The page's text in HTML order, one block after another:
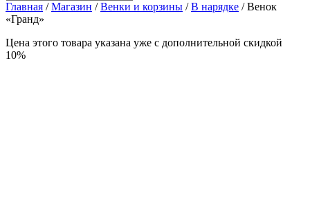
Главная /Магазин /Венки и корзины /В нарядке / Венок
«Гранд»
Цена этого товара указана уже c дополнительной скидкой
10%